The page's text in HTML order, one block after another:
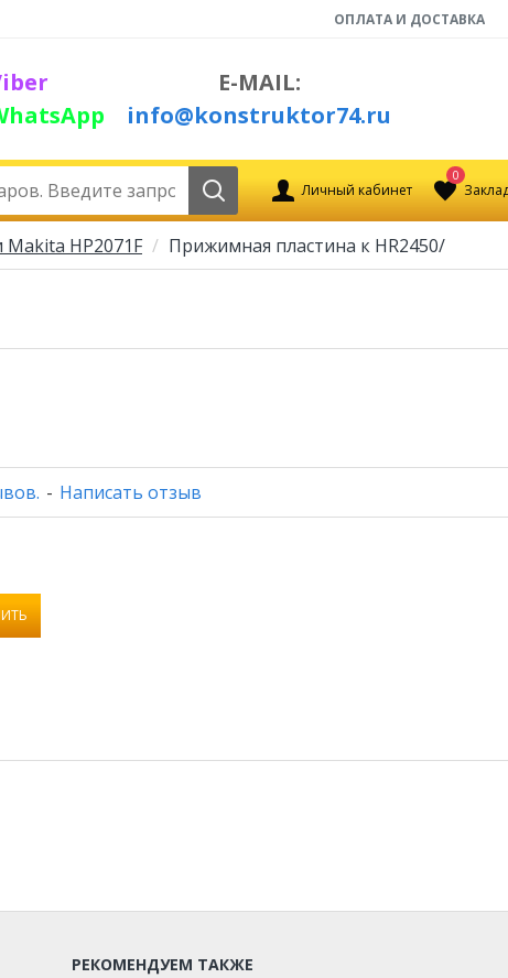
ОПЛАТА И ДОСТАВКА
E-MAIL:
info@konstruktor74.ru
Личный кабинет
0
Makita HP2071F Прижимная пластина к HR2450/
- Написать отзыв
РЕКОМЕНДУЕМ ТАКЖЕ